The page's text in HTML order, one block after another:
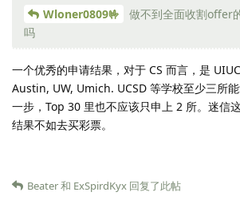
Wloner0809🤟
做不到全面收割offer
吗
一个优秀的申请结果，对于 CS 而言，是
Austin, UW, Umich. UCSD 等学校至少三所
一步，Top 30 里也不应该只申上 2 所。迷信
结果不如去买彩票。
Beater和 ExSpirdKyx 回复了此帖